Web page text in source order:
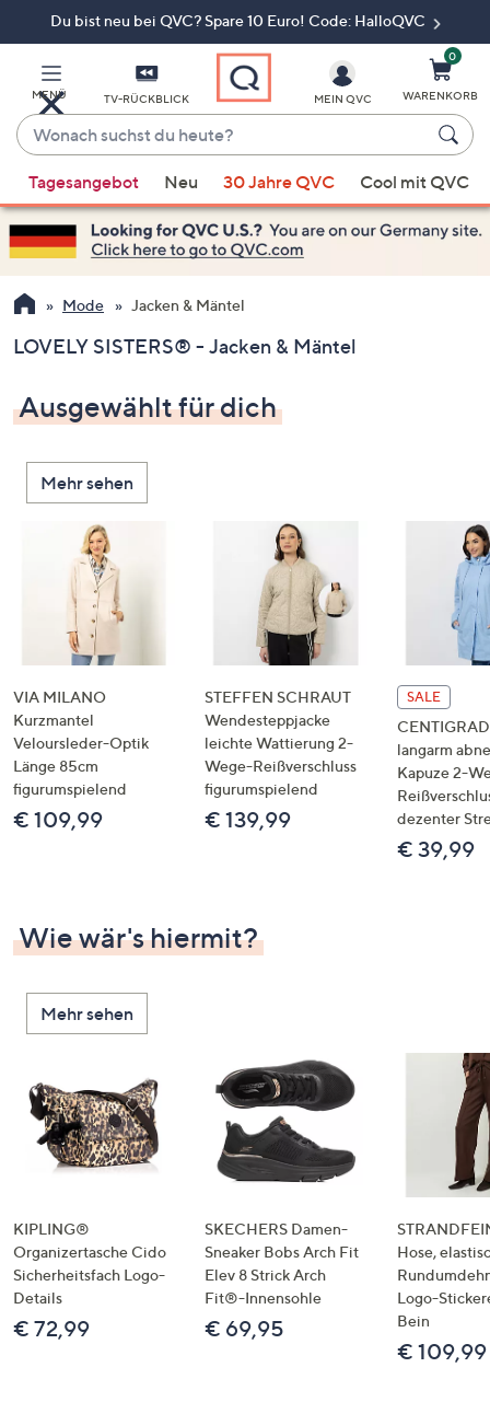
Du bist neu bei QVC? Spare 10 Euro! Code: HalloQVC
MENÜ TV-RÜCKBLICK
Wonach
suchst
du
heute?
Vorschläge
verfügbar
sind,
verwenden
Sie
Pfeiltasten
oben
und
nach
unten
oder
Geräten
nach
links
bzw.
rechts,
um
diese
anzuzeigen.
MEIN QVC
0
WARENKORB
Tagesangebot Neu 30 Jahre QVC Cool mit QVC
Mode Jacken & Mäntel
LOVELY SISTERS® - Jacken & Mäntel
Ausgewählt für dich
Mehr sehen
VIA MILANO
Kurzmantel
Veloursleder-Optik
Länge 85cm
figurumspielend
€ 109,99
STEFFEN SCHRAUT
Wendesteppjacke
leichte Wattierung 2-
Wege-Reißverschluss
figurumspielend
€ 139,99
SALE
langarm
Kapuze 2-
dezenter
€ 39,99
Wie wär's hiermit?
Mehr sehen
KIPLING®
Organizertasche Cido
Sicherheitsfach Logo-
Details
€ 72,99
SKECHERS Damen-
Sneaker Bobs Arch Fit
Elev 8 Strick Arch
Fit®-Innensohle
€ 69,95
Hose,
Logo-
Bein
€ 109,99